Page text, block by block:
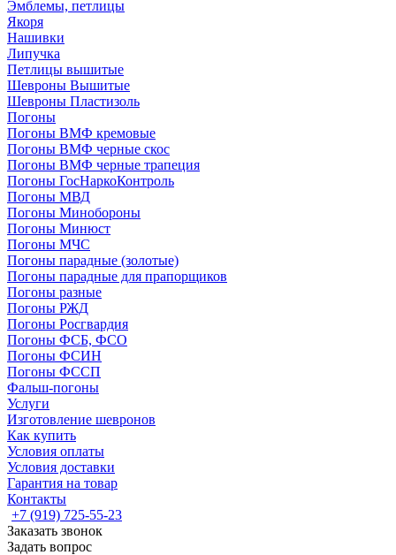
Эмблемы, петлицы
Якоря
Нашивки
Липучка
Петлицы вышитые
Шевроны Вышитые
Шевроны Пластизоль
Погоны
Погоны ВМФ кремовые
Погоны ВМФ черные скос
Погоны ВМФ черные трапеция
Погоны ГосНаркоКонтроль
Погоны МВД
Погоны Минобороны
Погоны Минюст
Погоны МЧС
Погоны парадные (золотые)
Погоны парадные для прапорщиков
Погоны разные
Погоны РЖД
Погоны Росгвардия
Погоны ФСБ, ФСО
Погоны ФСИН
Погоны ФССП
Фальш-погоны
Услуги
Изготовление шевронов
Как купить
Условия оплаты
Условия доставки
Гарантия на товар
Контакты
+7 (919) 725-55-23
Заказать звонок
Задать вопрос